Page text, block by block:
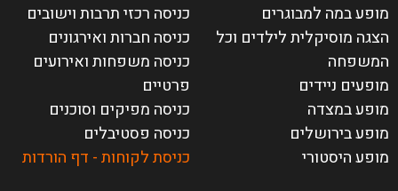
מופע במה למבוגרים
הצגה מוסיקלית לילדים וכל
המשפחה
מופעים ניידים
מופע במצדה
מופע בירושלים
מופע היסטורי
כניסה רכזי תרבות וישובים
כניסה חברות ואירגונים
כניסה משפחות ואירועים
פרטיים
כניסה מפיקים וסוכנים
כניסה פסטיבלים
כניסת לקוחות - דף הורדות